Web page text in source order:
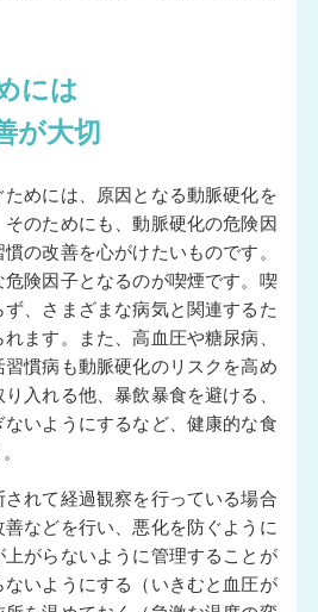
には
が大切
めには、原因となる動脈硬化を
のためにも、動脈硬化の危険因
の改善を心がけたいものです。
険因子となるのが喫煙です。喫
、さまざまな病気と関連するた
ます。また、高血圧や糖尿病、
慣病も動脈硬化のリスクを高め
入れる他、暴飲暴食を避ける、
いようにするなど、健康的な食
れて経過観察を行っている場合
などを行い、悪化を防ぐように
上がらないように管理することが
いようにする（いきむと血圧が